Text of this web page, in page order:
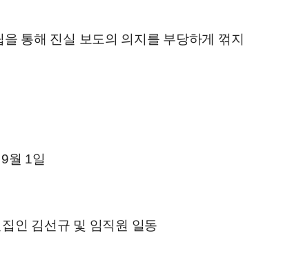
통해 진실 보도의 의지를 부당하게 꺾지
9월 1일
인 김선규 및 임직원 일동